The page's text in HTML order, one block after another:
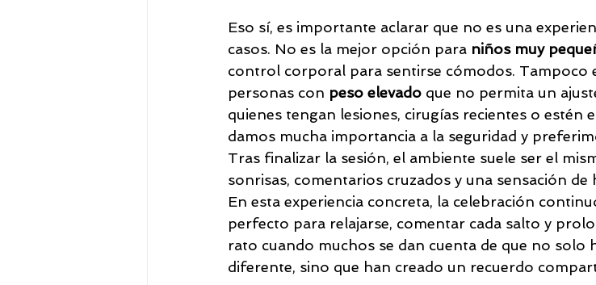
Eso sí, es importante aclarar que no es una
casos. No es la mejor opción para niños muy
control corporal para sentirse cómodos. Tampoco
personas con peso elevado que no permita un
quienes tengan lesiones, cirugías recientes o estén
damos mucha importancia a la seguridad y
Tras finalizar la sesión, el ambiente suele ser el
sonrisas, comentarios cruzados y una sensación
En esta experiencia concreta, la celebración
perfecto para relajarse, comentar cada salto y
rato cuando muchos se dan cuenta de que no solo
diferente, sino que han creado un recuerdo